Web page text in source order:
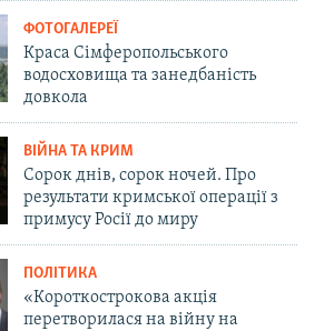
ФОТОГАЛЕРЕЇ
Краса Сімферопольського
водосховища та занедбаність
довкола
ВІЙНА ТА КРИМ
Сорок днів, сорок ночей. Про
результати кримської операції з
примусу Росії до миру
ПОЛІТИКА
«Короткострокова акція
перетворилася на війну на